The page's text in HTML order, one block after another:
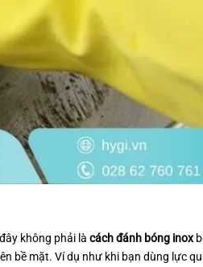
không phải là cách đánh bóng inox
bề mặt. Ví dụ như khi bạn dùng lực